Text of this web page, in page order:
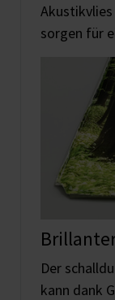
sorgen für
Der
kann dank